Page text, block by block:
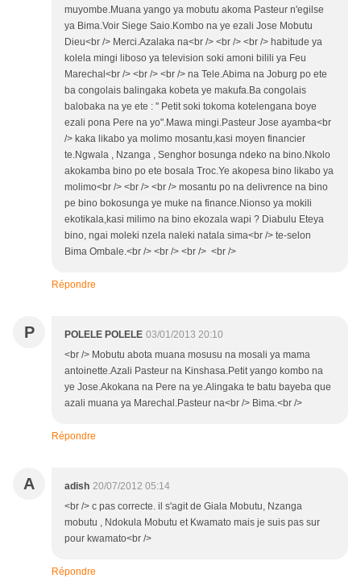
muyombe.Muana yango ya mobutu akoma Pasteur n'egilse
ya Bima.Voir Siege Saio.Kombo na ye ezali Jose Mobutu
Dieu<br /> Merci.Azalaka na<br /> <br /> <br /> habitude ya
kolela mingi liboso ya television soki amoni bilili ya Feu
Marechal<br /> <br /> <br /> na Tele.Abima na Joburg po ete
ba congolais balingaka kobeta ye makufa.Ba congolais
balobaka na ye ete : " Petit soki tokoma kotelengana boye
ezali pona Pere na yo".Mawa mingi.Pasteur Jose ayamba<br
/> kaka likabo ya molimo mosantu,kasi moyen financier
te.Ngwala , Nzanga , Senghor bosunga ndeko na bino.Nkolo
akokamba bino po ete bosala Troc.Ye akopesa bino likabo ya
molimo<br /> <br /> <br /> mosantu po na delivrence na bino
pe bino bokosunga ye muke na finance.Nionso ya mokili
ekotikala,kasi milimo na bino ekozala wapi ? Diabulu Eteya
bino, ngai moleki nzela naleki natala sima<br /> te-selon
Bima Ombale.<br /> <br /> <br /> <br />
Répondre
P POLELE POLELE 03/01/2013 20:10
<br /> Mobutu abota muana mosusu na mosali ya mama
antoinette.Azali Pasteur na Kinshasa.Petit yango kombo na
ye Jose.Akokana na Pere na ye.Alingaka te batu bayeba que
azali muana ya Marechal.Pasteur na<br /> Bima.<br />
Répondre
A adish 20/07/2012 05:14
<br /> c pas correcte. il s'agit de Giala Mobutu, Nzanga
mobutu , Ndokula Mobutu et Kwamato mais je suis pas sur
pour kwamato<br />
Répondre